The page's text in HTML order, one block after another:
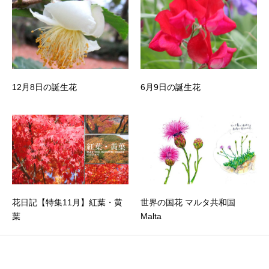
12月8日の誕生花 6月9日の誕生花
花日記【特集11月】紅葉・黄
葉
世界の国花 マルタ共和国
Malta